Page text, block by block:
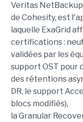
Veritas
de Cohesity, est
laquelle ExaGrid
certifications :
validées par les
support OST pour
des rétentions
DR, le support
blocs modifiés),
la Granular